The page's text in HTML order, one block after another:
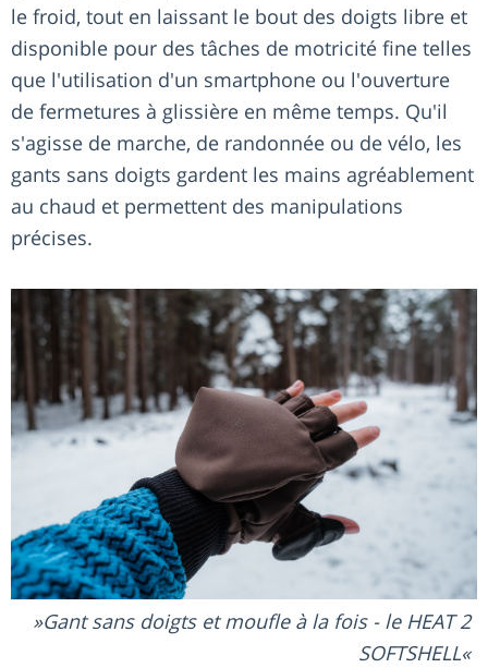
le froid, tout en laissant le bout des doigts libre et
disponible pour des tâches de motricité fine telles
que l'utilisation d'un smartphone ou l'ouverture
de fermetures à glissière en même temps. Qu'il
s'agisse de marche, de randonnée ou de vélo, les
gants sans doigts gardent les mains agréablement
au chaud et permettent des manipulations
précises.
Gant sans doigts et moufle à la fois - le HEAT 2
SOFTSHELL